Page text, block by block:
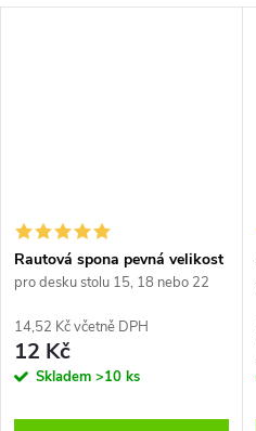
Rautová spona pevná velikost
pro desku stolu 15, 18 nebo 22
14,52 Kč včetně DPH
12 Kč
Skladem >10 ks